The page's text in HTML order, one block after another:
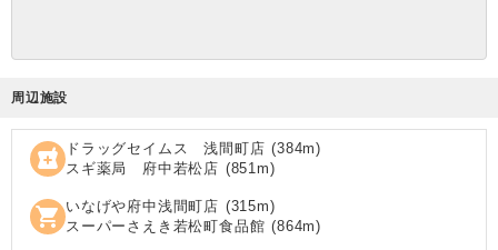
周辺施設
local_pharmacy ドラッグセイムス 浅間町店 (384m)
スギ薬局 府中若松店 (851m)
shopping_cart いなげや府中浅間町店 (315m)
スーパーさえき若松町食品館 (864m)